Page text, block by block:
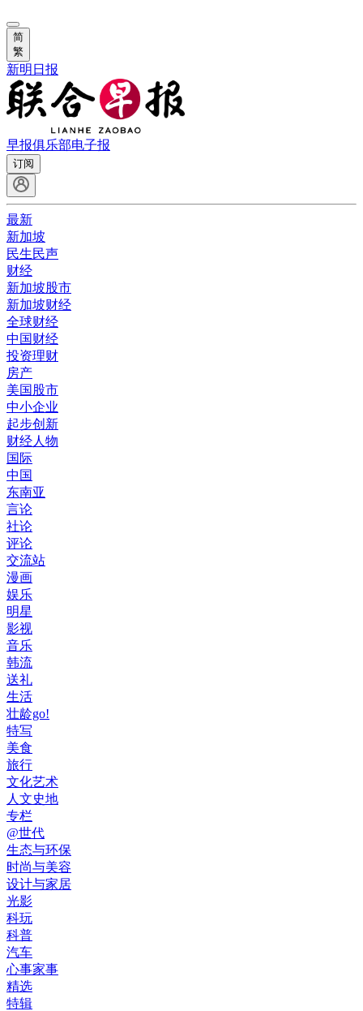
简
繁
新明日报
早报俱乐部电子报
订阅
最新
新加坡
民生民声
财经
新加坡股市
新加坡财经
全球财经
中国财经
投资理财
房产
美国股市
中小企业
起步创新
财经人物
国际
中国
东南亚
言论
社论
评论
交流站
漫画
娱乐
明星
影视
音乐
韩流
送礼
生活
壮龄go!
特写
美食
旅行
文化艺术
人文史地
专栏
@世代
生态与环保
时尚与美容
设计与家居
光影
科玩
科普
汽车
心事家事
精选
特辑